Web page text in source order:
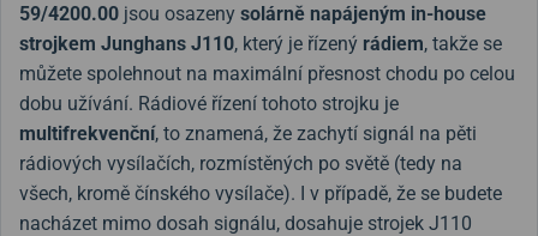
59/4200.00 jsou osazeny solárně napájeným in-house
strojkem Junghans J110, který je řízený rádiem, takže se
můžete spolehnout na maximální přesnost chodu po celou
dobu užívání. Rádiové řízení tohoto strojku je
multifrekvenční, to znamená, že zachytí signál na pěti
rádiových vysílačích, rozmístěných po světě (tedy na
všech, kromě čínského vysílače). I v případě, že se budete
nacházet mimo dosah signálu, dosahuje strojek J110